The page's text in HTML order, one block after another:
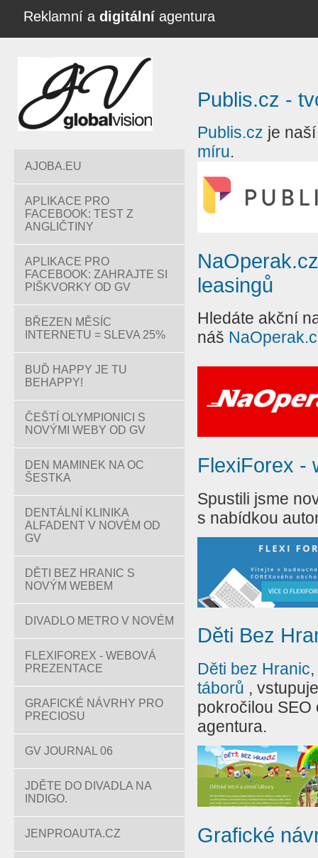
Reklamní a digitální agentura
AJOBA.EU
APLIKACE PRO
FACEBOOK: TEST Z
ANGLIČTINY
APLIKACE PRO
FACEBOOK: ZAHRAJTE SI
PIŠKVORKY OD GV
BŘEZEN MĚSÍC
INTERNETU = SLEVA 25%
BUĎ HAPPY JE TU
BEHAPPY!
ČEŠTÍ OLYMPIONICI S
NOVÝMI WEBY OD GV
DEN MAMINEK NA OC
ŠESTKA
DENTÁLNÍ KLINIKA
ALFADENT V NOVÉM OD
GV
DĚTI BEZ HRANIC S
NOVÝM WEBEM
DIVADLO METRO V NOVÉM
FLEXIFOREX - WEBOVÁ
PREZENTACE
GRAFICKÉ NÁVRHY PRO
PRECIOSU
GV JOURNAL 06
JDĚTE DO DIVADLA NA
INDIGO.
JENPROAUTA.CZ
Publis.cz -
Publis.cz je
míru.
leasingů
Hledáte akční
náš
FlexiForex -
Spustili jsme
s nabídkou
Děti Bez
Děti bez Hranic
táborů ,
pokročilou
agentura.
Grafické